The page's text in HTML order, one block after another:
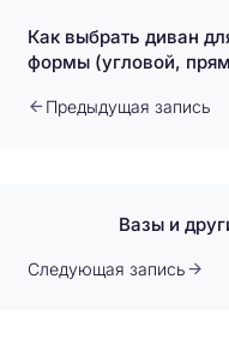
Как выбрать диван
формы (угловой,
Предыдущая запись
Вазы и
Следующая запись